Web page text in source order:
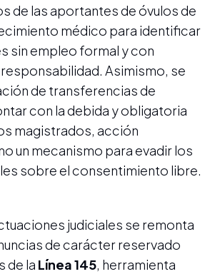
de las aportantes de óvulos de
médico para identificar
sin empleo formal y con
Asimismo, se
de transferencias de
con la debida y obligatoria
magistrados, acción
un mecanismo para evadir los
sobre el consentimiento libre.
judiciales se remonta
de carácter reservado
de la Línea 145, herramienta